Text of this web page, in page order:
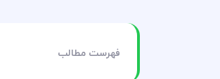
فهرست مطالب